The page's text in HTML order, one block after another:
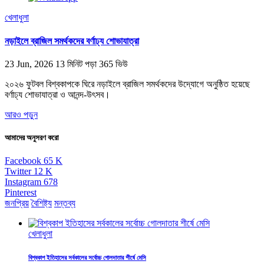
খেলাধুলা
নড়াইলে ব্রাজিল সমর্থকদের বর্ণাঢ্য শোভাযাত্রা
23 Jun, 2026 13 মিনিট পড়া 365 ভিউ
২০২৬ ফুটবল বিশ্বকাপকে ঘিরে নড়াইলে ব্রাজিল সমর্থকদের উদ্যোগে অনুষ্ঠিত হয়েছে
বর্ণাঢ্য শোভাযাত্রা ও আনন্দ-উৎসব।
আরও পড়ুন
আমাদের অনুসরণ করো
Facebook 65 K
Twitter 12 K
Instagram 678
Pinterest
জনপ্রিয় বৈশিষ্ট্য মন্তব্য
খেলাধুলা
বিশ্বকাপ ইতিহাসের সর্বকালের সর্বোচ্চ গোলদাতার শীর্ষে মেসি